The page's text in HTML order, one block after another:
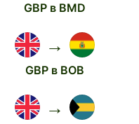
GBP в BMD
→
GBP в BOB
→